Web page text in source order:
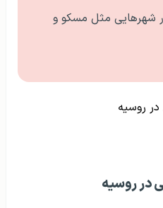
در شهرهایی مثل مسکو و
روسیه
در روسیه